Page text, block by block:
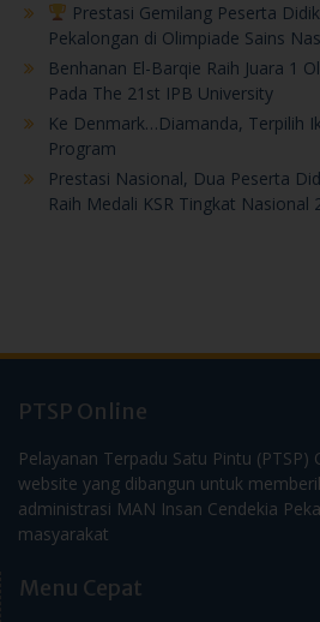
Prestasi Gemilang Peserta
Pekalongan di Olimpiade Sains
Benhanan El-Barqie Raih Juara 1
Pada The 21st IPB University
Ke Denmark…Diamanda, Terpilih
Program
Prestasi Nasional, Dua Peserta
Raih Medali KSR Tingkat Nasional
PTSP Online
Pelayanan Terpadu Satu Pintu (PTSP)
website yang dibangun untuk
administrasi MAN Insan Cendekia
masyarakat
Menu Cepat